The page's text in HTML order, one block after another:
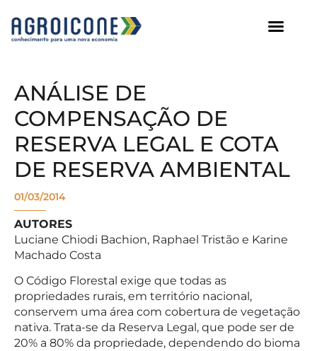
ANÁLISE DE
COMPENSAÇÃO DE
RESERVA LEGAL E COTA
DE RESERVA AMBIENTAL
01/03/2014
AUTORES
Luciane Chiodi Bachion, Raphael Tristão e Karine
Machado Costa
O Código Florestal exige que todas as
propriedades rurais, em território nacional,
conservem uma área com cobertura de vegetação
nativa. Trata-se da Reserva Legal, que pode ser de
20% a 80% da propriedade, dependendo do bioma